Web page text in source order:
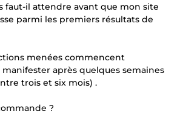
faut-il attendre avant que mon site
parmi les premiers résultats de
menées commencent
après quelques semaines
trois et six mois) .
?